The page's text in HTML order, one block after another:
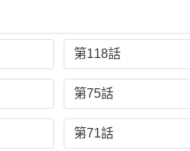
第118話
第75話
第71話